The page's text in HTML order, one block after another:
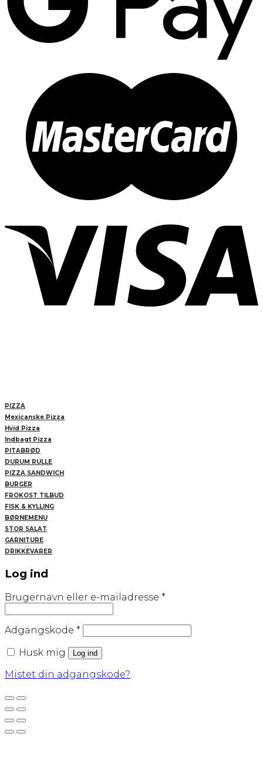
PIZZA
Mexicanske Pizza
Hvid Pizza
Indbagt Pizza
PITABRØD
DURUM RULLE
PIZZA SANDWICH
BURGER
FROKOST TILBUD
FISK & KYLLING
BØRNEMENU
STOR SALAT
GARNITURE
DRIKKEVARER
Log ind
Brugernavn eller e-mailadresse *
Adgangskode *
Husk mig Log ind
Mistet din adgangskode?